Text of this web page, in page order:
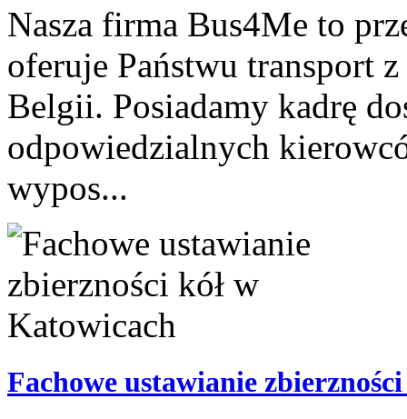
Nasza firma Bus4Me to
oferuje Państwu transport
Belgii. Posiadamy kadrę
odpowiedzialnych
wypos...
Fachowe ustawianie